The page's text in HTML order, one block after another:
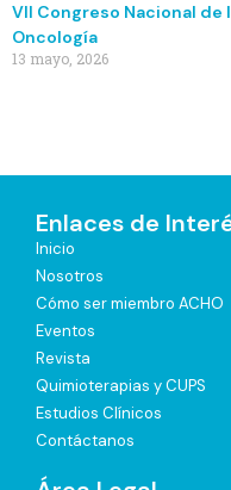
VII Congreso Nacional
Oncología
13 mayo, 2026
Enlaces de
Inicio
Nosotros
Cómo ser miembro ACHO
Eventos
Revista
Quimioterapias y CUPS
Estudios Clínicos
Contáctanos